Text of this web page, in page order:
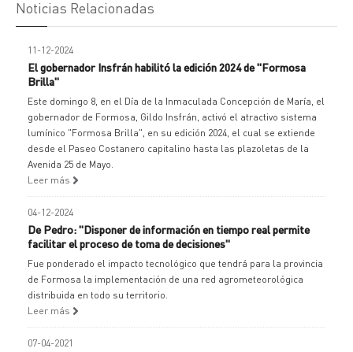
Noticias Relacionadas
11-12-2024
El gobernador Insfrán habilitó la edición 2024 de "Formosa
Brilla"
Este domingo 8, en el Día de la Inmaculada Concepción de María, el
gobernador de Formosa, Gildo Insfrán, activó el atractivo sistema
lumínico "Formosa Brilla", en su edición 2024, el cual se extiende
desde el Paseo Costanero capitalino hasta las plazoletas de la
Avenida 25 de Mayo.
Leer más
04-12-2024
De Pedro: "Disponer de información en tiempo real permite
facilitar el proceso de toma de decisiones"
Fue ponderado el impacto tecnológico que tendrá para la provincia
de Formosa la implementación de una red agrometeorológica
distribuida en todo su territorio.
Leer más
07-04-2021